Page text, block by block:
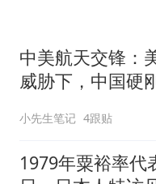
中美航天交锋：
威胁下，中国硬
小先生笔记 4跟贴
1979年粟裕率代